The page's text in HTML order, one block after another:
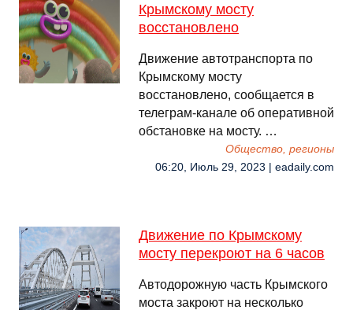
Крымскому мосту
восстановлено
Движение автотранспорта по
Крымскому мосту
восстановлено, сообщается в
телеграм-канале об оперативной
обстановке на мосту. …
Общество, регионы
06:20, Июль 29, 2023 | eadaily.com
Движение по Крымскому
мосту перекроют на 6 часов
Автодорожную часть Крымского
моста закроют на несколько